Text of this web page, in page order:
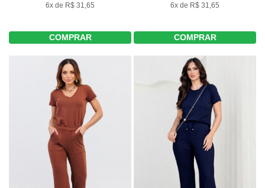
6x de R$ 31,65
COMPRAR
6x de R$ 31,65
COMPRAR